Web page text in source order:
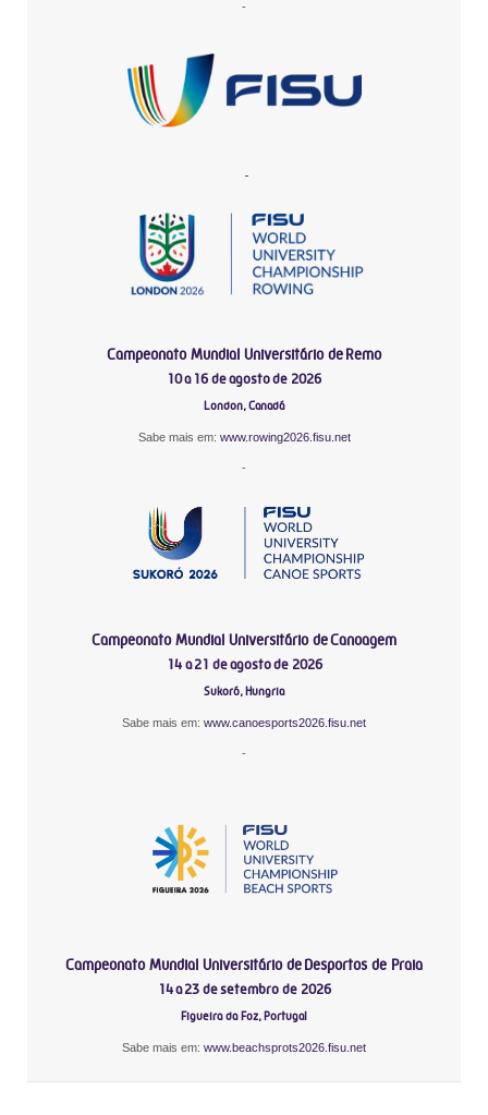
-
-
Campeonato Mundial Universitário de Remo
10 a 16 de agosto de 2026
London, Canadá
Sabe mais em: www.rowing2026.fisu.net
-
Campeonato Mundial Universitário de Canoagem
14 a 21 de agosto de 2026
Sukoró, Hungria
Sabe mais em: www.canoesports2026.fisu.net
-
Campeonato Mundial Universitário de Desportos de Praia
14 a 23 de setembro de 2026
Figueira da Foz, Portugal
Sabe mais em: www.beachsprots2026.fisu.net